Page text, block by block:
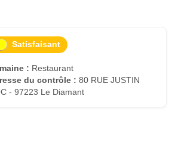
Satisfaisant
: Restaurant
du contrôle : 80 RUE JUSTIN
- 97223 Le Diamant